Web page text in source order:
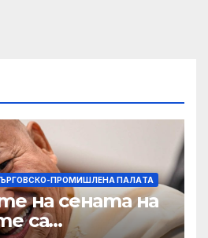
ПРОМИШЛЕНА ПАЛAТА
на сената на
са